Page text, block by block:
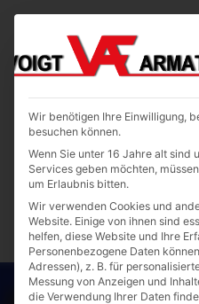
Wir benötigen Ihre Einwilligung,
besuchen können.
Wenn Sie unter 16 Jahre alt sind
Services geben möchten,
um Erlaubnis bitten.
Wir verwenden Cookies und
Website. Einige von ihnen sind
helfen, diese Website und Ihre
Personenbezogene Daten
Adressen), z. B. für
Messung von Anzeigen und
die Verwendung Ihrer Daten